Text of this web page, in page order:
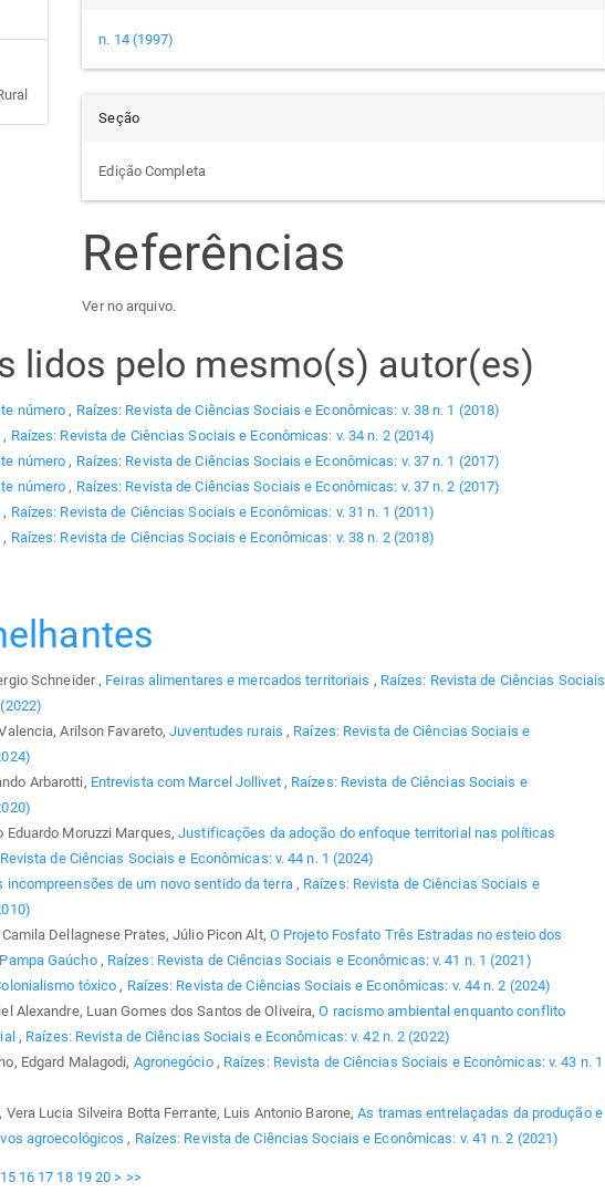
n. 14 (1997)
Seção
Edição Completa
Referências
Ver no arquivo.
lidos pelo mesmo(s) autor(es)
número, Raízes: Revista de Ciências Sociais e Econômicas: v. 38 n. 1 (2018)
, Raízes: Revista de Ciências Sociais e Econômicas: v. 34 n. 2 (2014)
número, Raízes: Revista de Ciências Sociais e Econômicas: v. 37 n. 1 (2017)
número, Raízes: Revista de Ciências Sociais e Econômicas: v. 37 n. 2 (2017)
, Raízes: Revista de Ciências Sociais e Econômicas: v. 31 n. 1 (2011)
, Raízes: Revista de Ciências Sociais e Econômicas: v. 38 n. 2 (2018)
Schneider , Feiras alimentares e mercados territoriais , Raízes: Revista de Ciências Sociais
Arilson Favareto,Juventudes rurais, Raízes: Revista de Ciências Sociais e
Arbarotti, Entrevista com Marcel Jollivet , Raízes: Revista de Ciências Sociais e
Eduardo Moruzzi Marques,Justificações da adoção do enfoque territorial nas políticas
de Ciências Sociais e Econômicas: v. 44 n. 1 (2024)
incompreensões de um novo sentido da terra , Raízes: Revista de Ciências Sociais e
Dellagnese Prates, Júlio Picon Alt, O Projeto Fosfato Três Estradas no esteio dos
Gaúcho , Raízes: Revista de Ciências Sociais e Econômicas: v. 41 n. 1 (2021)
tóxico, Raízes: Revista de Ciências Sociais e Econômicas: v. 44 n. 2 (2024)
Alexandre, Luan Gomes dos Santos de Oliveira,O racismo ambiental enquanto conflito
, Raízes: Revista de Ciências Sociais e Econômicas: v. 42 n. 2 (2022)
Edgard Malagodi, Agronegócio , Raízes: Revista de Ciências Sociais e Econômicas: v. 43 n. 1
Vera Lucia Silveira Botta Ferrante, Luis Antonio Barone,As tramas entrelaçadas da produção e
agroecológicos, Raízes: Revista de Ciências Sociais e Econômicas: v. 41 n. 2 (2021)
15 16 17 18 19 20 > >>